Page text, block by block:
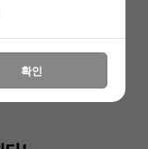
확인